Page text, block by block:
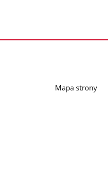
Mapa strony